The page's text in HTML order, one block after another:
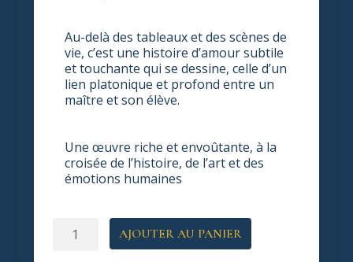
Au-delà des tableaux et des scènes de
vie, c’est une histoire d’amour subtile
et touchante qui se dessine, celle d’un
lien platonique et profond entre un
maître et son élève.
Une œuvre riche et envoûtante, à la
croisée de l’histoire, de l’art et des
émotions humaines
AJOUTER AU PANIER